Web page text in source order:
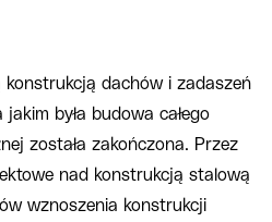
konstrukcją dachów i zadaszeń
jakim była budowa całego
została zakończona. Przez
nad konstrukcją stalową
wznoszenia konstrukcji